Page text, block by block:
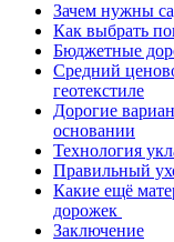
Зачем нужны
Как выбрать
Бюджетные
Средний
геотекстиле
Дорогие
основании
Технология
Правильный
Какие ещё
дорожек
Заключение